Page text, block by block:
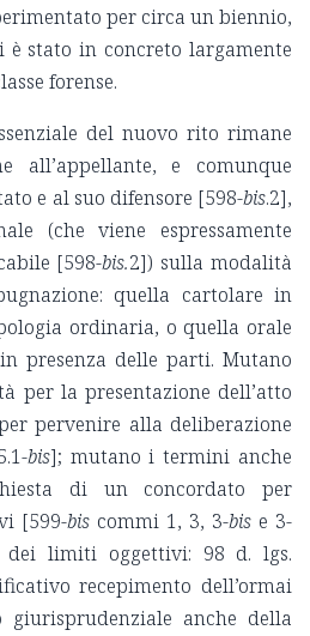
per circa un biennio,
stato in concreto largamente
forense.
del nuovo rito rimane
all’appellante, e comunque
e al suo difensore [598-bis.2],
(che viene espressamente
[598-bis.2]) sulla modalità
quella cartolare in
ordinaria, o quella orale
presenza delle parti. Mutano
per la presentazione dell’atto
pervenire alla deliberazione
bis]; mutano i termini anche
di un concordato per
[599-bis commi 1, 3, 3-bis e 3-
dei limiti oggettivi: 98 d. lgs.
recepimento dell’ormai
giurisprudenziale anche della